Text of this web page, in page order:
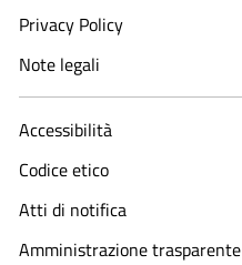
Privacy Policy
Note legali
Accessibilità
Codice etico
Atti di notifica
Amministrazione trasparente